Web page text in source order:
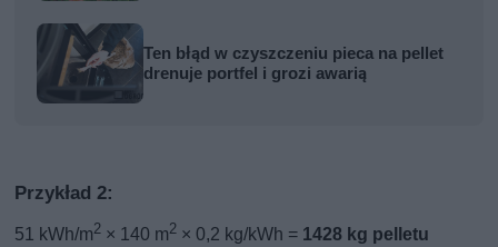
Ten błąd w czyszczeniu pieca na pellet
drenuje portfel i grozi awarią
Przykład 2:
51 kWh/m2 × 140 m2 × 0,2 kg/kWh = 1428 kg pelletu